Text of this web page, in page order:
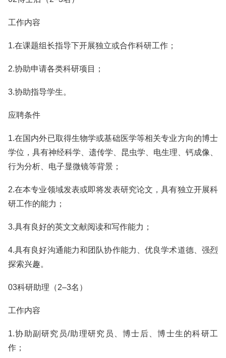
工作内容
1.在课题组长指导下开展独立或合作科研工作；
2.协助申请各类科研项目；
3.协助指导学生。
应聘条件
1.在国内外已取得生物学或基础医学等相关专业方向的博士
学位，具有神经科学、遗传学、昆虫学、电生理、钙成像、
行为分析、电子显微镜等背景；
2.在本专业领域发表或即将发表研究论文，具有独立开展科
研工作的能力；
3.具有良好的英文文献阅读和写作能力；
4.具有良好沟通能力和团队协作能力、优良学术道德、强烈
探索兴趣。
03科研助理（2‒3名）
工作内容
1.协助副研究员/助理研究员、博士后、博士生的科研工
作；